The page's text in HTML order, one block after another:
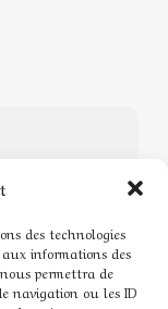
des technologies
informations des
permettra de
navigation ou les ID